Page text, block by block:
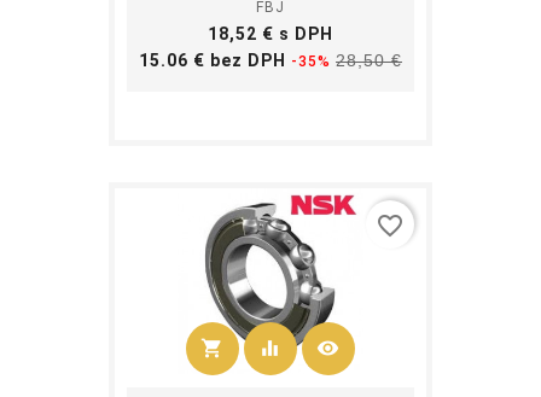
FBJ
Cena
18,52 € s DPH
15.06 € bez DPH Základná
-35% 28,50 €Cena
shopping_cart
Kúpiť
equalizer visibility
favorite_border